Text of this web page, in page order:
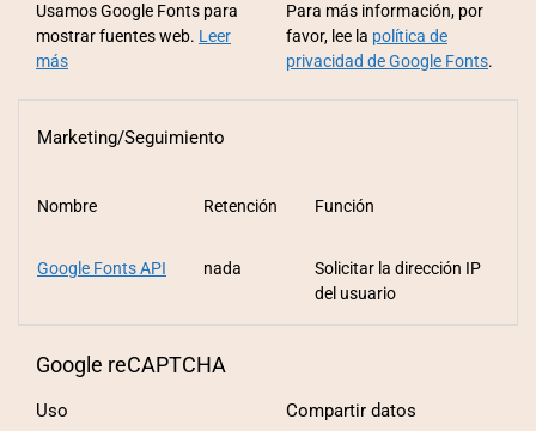
Usamos Google Fonts para
mostrar fuentes web. Leer
más
Para más información, por
favor, lee la política de
privacidad de Google Fonts.
Marketing/Seguimiento
Nombre
Google Fonts API
Retención
nada
Función
Solicitar la dirección IP
del usuario
Google reCAPTCHA
Uso Compartir datos